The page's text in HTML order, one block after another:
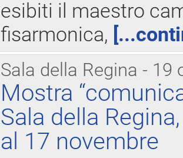
esibiti il maestro
fisarmonica,
Sala della Regina - 19
Mostra
Sala della
al 17 novembre